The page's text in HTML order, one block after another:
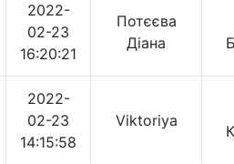
2022-
02-23
16:20:21
Потєєва
Діана
2022-
02-23
14:15:58
Viktoriya